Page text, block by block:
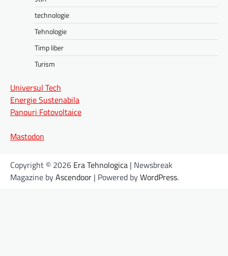
technologie
Tehnologie
Timp liber
Turism
Universul Tech
Energie Sustenabila
Panouri Fotovoltaice
Mastodon
Copyright © 2026 Era Tehnologica | Newsbreak
Magazine byAscendoor | Powered byWordPress.